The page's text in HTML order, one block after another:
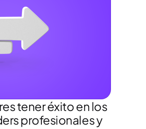
tener éxito en los
profesionales y